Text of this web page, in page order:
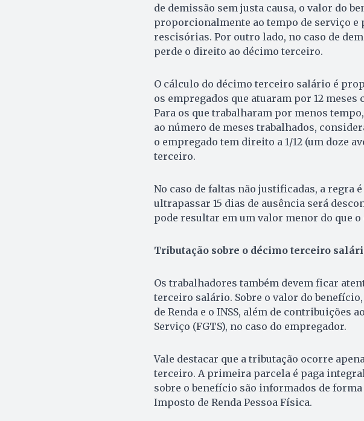
de demissão sem justa causa, o valor do
proporcionalmente ao tempo de serviço e
rescisórias. Por outro lado, no caso de
perde o direito ao décimo terceiro.
O cálculo do décimo terceiro salário é
os empregados que atuaram por 12
Para os que trabalharam por menos
ao número de meses trabalhados,
o empregado tem direito a 1/12 (um doze
terceiro.
No caso de faltas não justificadas, a regra
ultrapassar 15 dias de ausência será
pode resultar em um valor menor do que o
Tributação sobre o décimo terceiro
Os trabalhadores também devem ficar
terceiro salário. Sobre o valor do
de Renda e o INSS, além de contribuições
Serviço (FGTS), no caso do empregador.
Vale destacar que a tributação ocorre
terceiro. A primeira parcela é paga
sobre o benefício são informados de
Imposto de Renda Pessoa Física.